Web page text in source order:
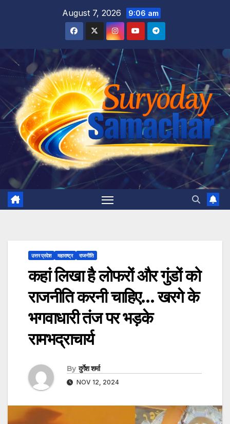
August 7, 2026 9:06 am
उत्तर प्रदेश महाराष्ट्र राजनीति
कहां लिखा है लोफरों और गुंडों को
राजनीति करनी चाहिए… खरगे के
भगवाधारी तंज पर भड़के
रामभद्राचार्य
By दुर्गेश शर्मा
NOV 12, 2024